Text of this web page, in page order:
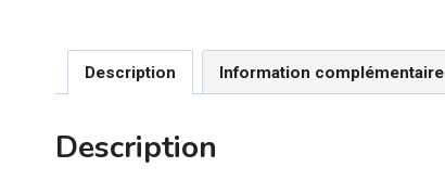
Description Information complémentaire
Description